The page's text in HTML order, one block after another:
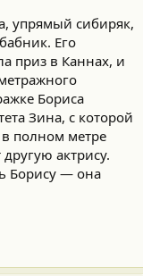
упрямый сибиряк,
Его
приз в Каннах, и
Бориса
Зина, с которой
полном метре
актрису.
Борису — она